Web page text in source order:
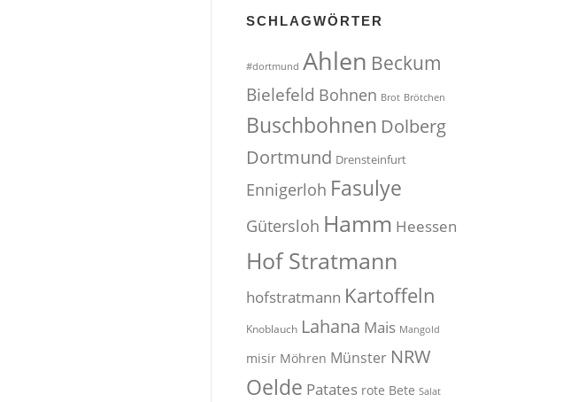
SCHLAGWÖRTER
#dortmund Ahlen Beckum
Bielefeld Bohnen Brot Brötchen
Buschbohnen Dolberg
Dortmund Drensteinfurt
Ennigerloh Fasulye
Gütersloh Hamm Heessen
Hof Stratmann
hofstratmann Kartoffeln
Knoblauch Lahana Mais Mangold
misir Möhren Münster NRW
Oelde Patates rote Bete Salat